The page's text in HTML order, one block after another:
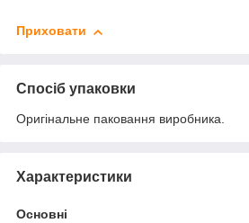
Приховати
Спосіб упаковки
Оригінальне паковання виробника.
Характеристики
Основні